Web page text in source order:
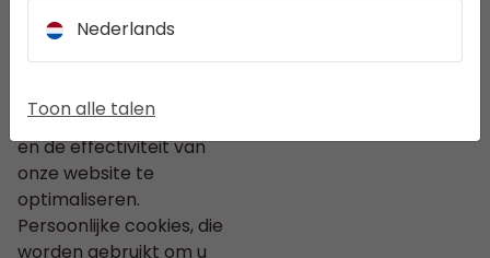
verwijderd. Statistische
cookies, die worden
gebruikt om het design,
de
gebruiksvriendelijkheid
en de effectiviteit van
onze website te
optimaliseren.
Persoonlijke cookies, die
Nederlands
Toon alle talen